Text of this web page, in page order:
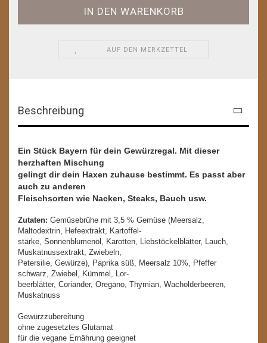
AUF DEN MERKZETTEL
Beschreibung
Ein Stück Bayern für dein Gewürzregal. Mit dieser
herzhaften Mischung
gelingt dir dein Haxen zuhause bestimmt. Es passt aber
auch zu anderen
Fleischsorten wie Nacken, Steaks, Bauch usw.
Zutaten: Gemüsebrühe mit 3,5 % Gemüse (Meersalz,
Maltodextrin, Hefeextrakt, Kartoffel-
stärke, Sonnenblumenöl, Karotten, Liebstöckelblätter, Lauch,
Muskatnussextrakt, Zwiebeln,
Petersilie, Gewürze), Paprika süß, Meersalz 10%, Pfeffer
schwarz, Zwiebel, Kümmel, Lor-
beerblätter, Coriander, Oregano, Thymian, Wacholderbeeren,
Muskatnuss
Gewürzzubereitung
ohne zugesetztes Glutamat
für die vegane Ernährung geeignet